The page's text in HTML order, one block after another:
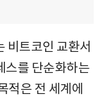
비트코인 교환서
스를 단순화하는
적은 전 세계에